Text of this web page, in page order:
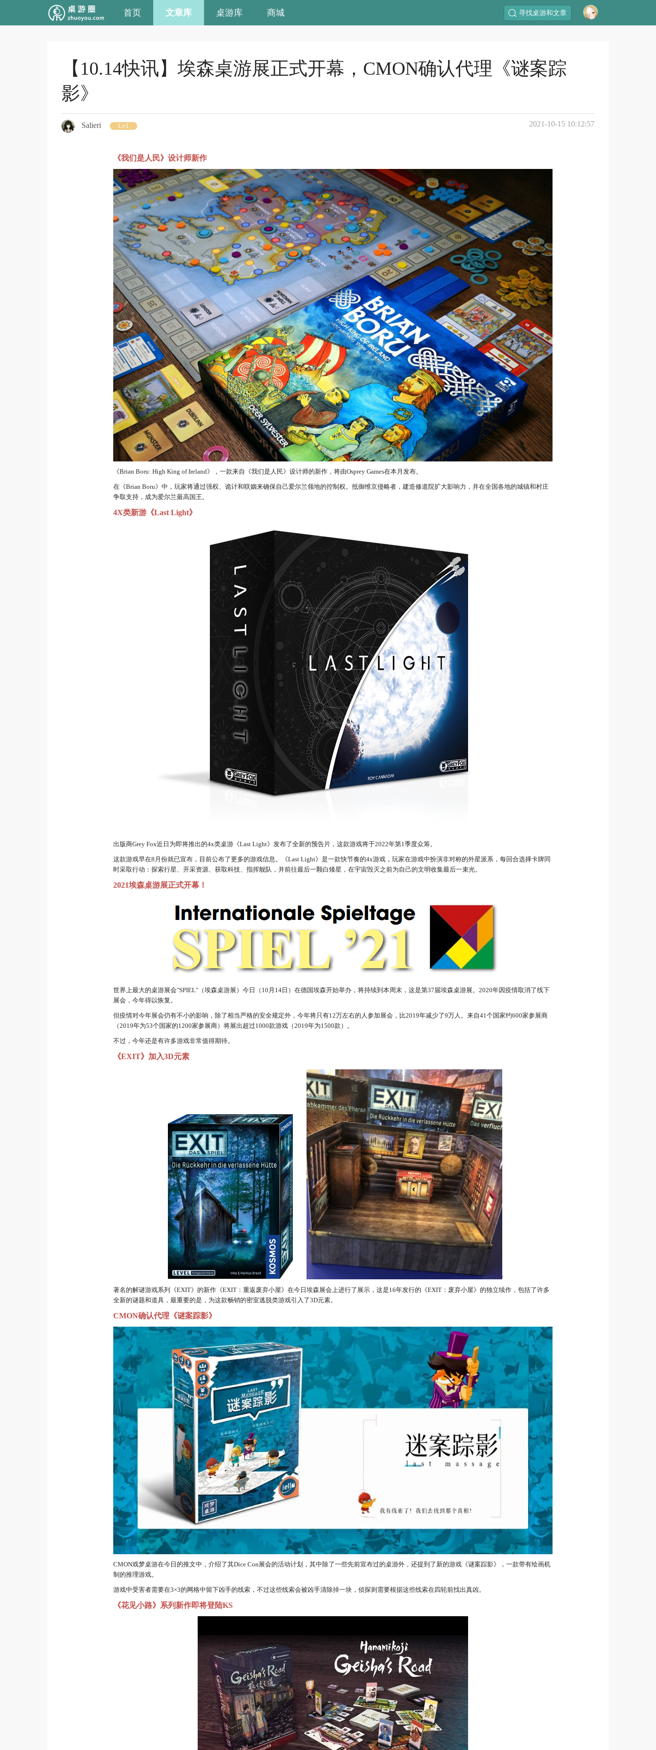
首页 文章库 桌游库 商城 寻找桌游和文章
【10.14快讯】埃森桌游展正式开幕，CMON确认代理《谜案踪
影》
Salieri Lv1 2021-10-15 10:12:57
《我们是人民》设计师新作
《Brian Boru: High King of Ireland》，一款来自《我们是人民》设计师的新作，将由Osprey Games在本月发布。
在《Brian Boru》中，玩家将通过强权、诡计和联姻来确保自己爱尔兰领地的控制权。抵御维京侵略者，建造修道院扩大影响力，并在全国各地的城镇和村庄
争取支持，成为爱尔兰最高国王。
4X类新游《Last Light》
出版商Grey Fox近日为即将推出的4x类桌游《Last Light》发布了全新的预告片，这款游戏将于2022年第1季度众筹。
这款游戏早在8月份就已宣布，目前公布了更多的游戏信息。《Last Light》是一款快节奏的4x游戏，玩家在游戏中扮演非对称的外星派系，每回合选择卡牌同
时采取行动：探索行星、开采资源、获取科技、指挥舰队，并前往最后一颗白矮星，在宇宙毁灭之前为自己的文明收集最后一束光。
2021埃森桌游展正式开幕！
世界上最大的桌游展会"SPIEL"（埃森桌游展）今日（10月14日）在德国埃森开始举办，将持续到本周末，这是第37届埃森桌游展。2020年因疫情取消了线下
展会，今年得以恢复。
但疫情对今年展会仍有不小的影响，除了相当严格的安全规定外，今年将只有12万左右的人参加展会，比2019年减少了9万人。来自41个国家约600家参展商
（2019年为53个国家的1200家参展商）将展出超过1000款游戏（2019年为1500款）。
不过，今年还是有许多游戏非常值得期待。
《EXIT》加入3D元素
著名的解谜游戏系列《EXIT》的新作《EXIT：重返废弃小屋》在今日埃森展会上进行了展示，这是16年发行的《EXIT：废弃小屋》的独立续作，包括了许多
全新的谜题和道具，最重要的是，为这款畅销的密室逃脱类游戏引入了3D元素。
CMON确认代理《谜案踪影》
CMON戏梦桌游在今日的推文中，介绍了其Dice Con展会的活动计划，其中除了一些先前宣布过的桌游外，还提到了新的游戏《谜案踪影》，一款带有绘画机
制的推理游戏。
游戏中受害者需要在3×3的网格中留下凶手的线索，不过这些线索会被凶手清除掉一块，侦探则需要根据这些线索在四轮前找出真凶。
《花见小路》系列新作即将登陆KS